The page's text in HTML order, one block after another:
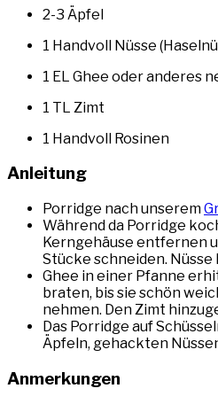
2-3 Äpfel
1 Handvoll Nüsse
1 EL Ghee oder anderes
1 TL Zimt
1 Handvoll Rosinen
Anleitung
Porridge nach unserem
Während da Porridge
Kerngehäuse entfernen
Stücke schneiden. Nüsse
Ghee in einer Pfanne
braten, bis sie schön
nehmen. Den Zimt
Das Porridge auf
Äpfeln, gehackten
Anmerkungen